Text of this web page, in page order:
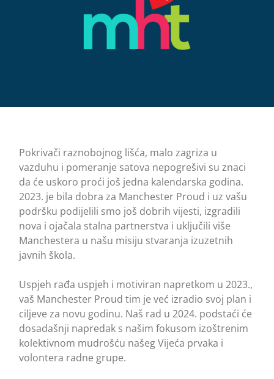
Pokrivači raznobojnog lišća, malo zagriza u
vazduhu i pomeranje satova nepogrešivi su znaci
da će uskoro proći još jedna kalendarska godina.
2023. je bila dobra za Manchester Proud i uz vašu
podršku podijelili smo još dobrih vijesti, izgradili
nova i ojačala stalna partnerstva i uključili više
Manchestera u našu misiju stvaranja izuzetnih
javnih škola.
Uspjeh rađa uspjeh i motiviran napretkom u 2023.,
vaš Manchester Proud tim je već izradio svoj plan i
ciljeve za novu godinu. Naš rad u 2024. podstaći će
dosadašnji napredak s našim fokusom izoštrenim
kolektivnom mudrošću našeg Vijeća prvaka i
volontera radne grupe.